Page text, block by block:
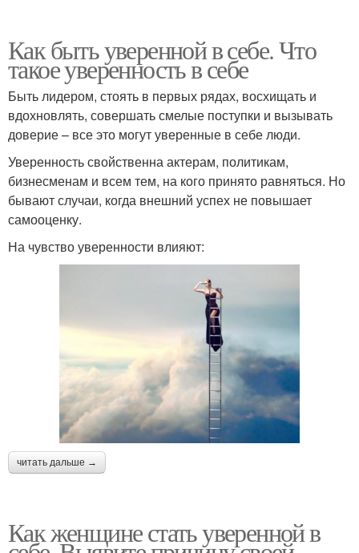
Как быть уверенной в себе. Что
такое уверенность в себе
Быть лидером, стоять в первых рядах, восхищать и
вдохновлять, совершать смелые поступки и вызывать
доверие – все это могут уверенные в себе люди.
Уверенность свойственна актерам, политикам,
бизнесменам и всем тем, на кого принято равняться. Но
бывают случаи, когда внешний успех не повышает
самооценку.
На чувство уверенности влияют:
читать дальше →
Как женщине стать уверенной в